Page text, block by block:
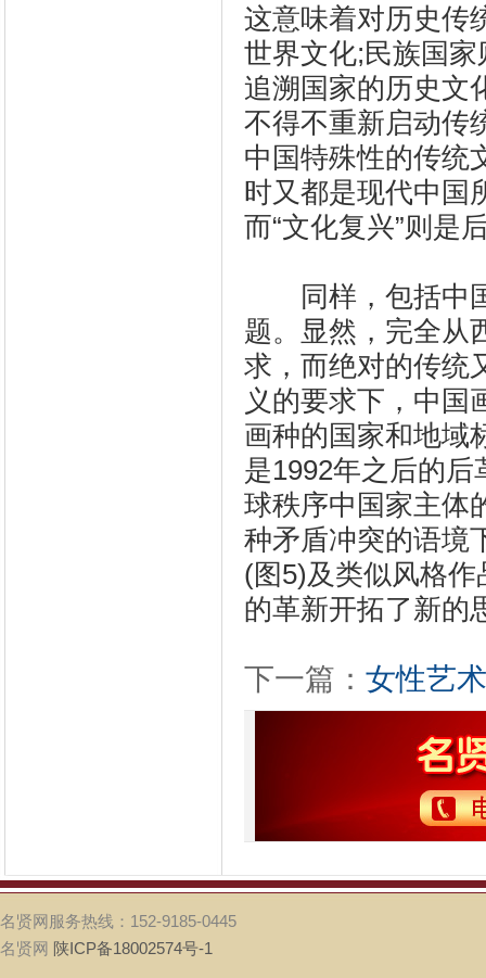
这意味着对历史传
世界文化;民族国
追溯国家的历史文
不得不重新启动传
中国特殊性的传统
时又都是现代中国
而“文化复兴”则是
同样，包括中国
题。显然，完全从
求，而绝对的传统
义的要求下，中国
画种的国家和地域
是1992年之后的
球秩序中国家主体
种矛盾冲突的语境
(图5)及类似风格
的革新开拓了新的
下一篇： 女性艺
名贤网服务热线：152-9185-0445
名贤网 陕ICP备18002574号-1